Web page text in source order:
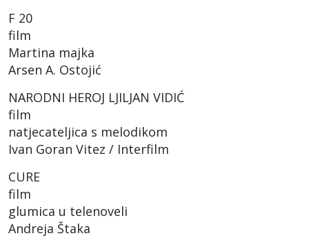
F 20
film
Martina majka
Arsen A. Ostojić
NARODNI HEROJ LJILJAN VIDIĆ
film
natjecateljica s melodikom
Ivan Goran Vitez / Interfilm
CURE
film
glumica u telenoveli
Andreja Štaka